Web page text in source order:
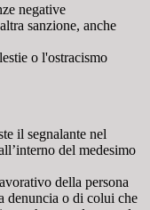
negative
sanzione, anche
o l'ostracismo
il segnalante nel
del medesimo
della persona
denuncia o di colui che